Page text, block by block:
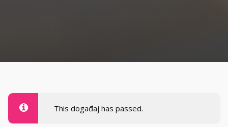
This događaj has passed.